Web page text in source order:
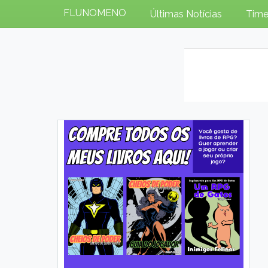
FLUNOMENO Últimas Notícias